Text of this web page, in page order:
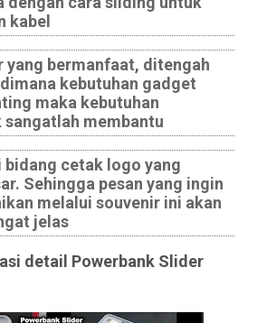
kabel
yang bermanfaat, ditengah
kebutuhan gadget
maka kebutuhan
sangatlah membantu
bidang cetak logo yang
Sehingga pesan yang ingin
melalui souvenir ini akan
jelas
detail Powerbank Slider